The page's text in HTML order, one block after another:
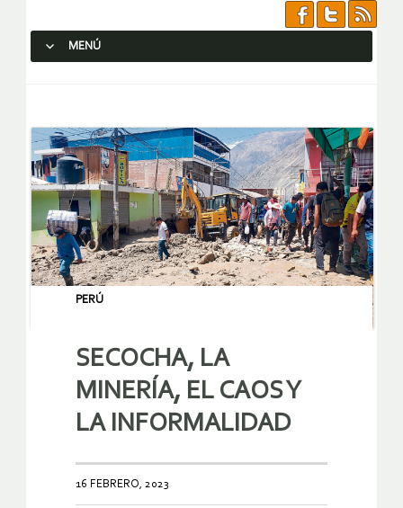
MENÚ
PERÚ
SECOCHA, LA
MINERÍA, EL CAOS Y
LA INFORMALIDAD
16 FEBRERO, 2023